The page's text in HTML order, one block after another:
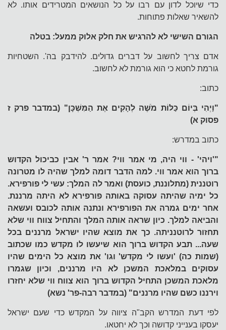
כדי שיוכל לדון עם רבו על כל הנושאים המטרידים אותו. לא
להשאיר שאלות פתוחות.
הגורם השישי לא להרגיש את חלק אלוק ממעל: בטלה
אדם צריך לחשוב על דברים גדולים. להידבק בה'. השטחיות
גורמת לחטא כי הוא גורמת לא לחשוב.
כתוב:
"וַיְהִי בְּיוֹם כַּלּוֹת מֹשֶׁה לְהָקִים אֶת הַמִּשְׁכָּן" (במדבר פרק ז
פסוק א)
כתוב במדרש:
"'ויהי' - ווי היה, מי אמר ווי? אמר ר' אבין כביכול הקדוש
ברוך הוא אמר ווי. למה הדבר דומה למלך שהיה לו מטרונה
רוטננית (מתלוננת, כועסת) ואמר לה המלך: עשי לי פורפירא.
כל ימיה שהיתה עסוקה באותה פורפירא לא היתה מרננת.
אחר ימים גמרה את הפורפירא ונתנה אותה לכובס ועשאה
והביאה למלך. כיון שראה אותה המלך והתחיל צווח ווי שלא
תחזור לרוטנניתה. כך את מוצא שהיו ישראל מרננים בכל
שעה... תבע הקדוש ברוך הוא שיעשו לו מקדש כמו שכתוב
(שמות כה) 'ועשו לי מקדש' וגו' את מוצא כל הימים שהיו
עסוקים במלאכת המשכן לא היו מרננים, וכיון שגמרו
מלאכת המשכן התחיל הקדוש ברוך הוא צווח ווי שלא יחזרו
וירננו כשם שהיו מרננים" (במדבר רבה-פר' נשא)
לפי דעת המדרש הקב"ה ציווה על המקדש כדי שעם ישראל
יעסקו בענייני קדושה וכך לא יחטאו.